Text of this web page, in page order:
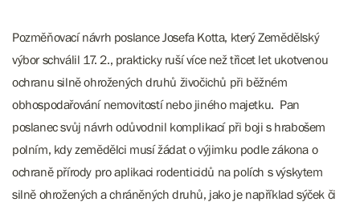
Pozměňovací návrh poslance Josefa Kotta, který Zemědělský
výbor schválil 17. 2., prakticky ruší více než třicet let ukotvenou
ochranu silně ohrožených druhů živočichů při běžném
obhospodařování nemovitostí nebo jiného majetku. Pan
poslanec svůj návrh odůvodnil komplikací při boji s hrabošem
polním, kdy zemědělci musí žádat o výjimku podle zákona o
ochraně přírody pro aplikaci rodenticidů na polích s výskytem
silně ohrožených a chráněných druhů, jako je například sýček či